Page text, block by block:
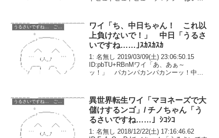
ざんました……」数...
うるさいですね… ごちうさ コピペ改変
ワイ「ち、中日ちゃん！ これ以
上負けないで！」 中日「うるさ
いですね……｣ｽｶｽｶｽｶ
1: 名無し 2019/03/09(土) 23:06:50.15
ID:pbTU+RBnMワイ「あ、あぁ～
ッ！」 パカンパカンパカンーッ！中日
とうございました……」...
うるさいですね… ごちうさ コピペ改変
異世界転生ワイ「マヨネーズで大
儲けするンゴ」/ チノちゃん「う
るさいですね……」ｼｺｼｺ
1: 名無し 2018/12/22(土) 17:16:46.62